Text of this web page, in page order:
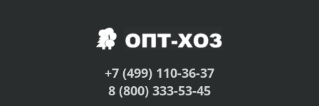
+7 (499) 110-36-37
8 (800) 333-53-45